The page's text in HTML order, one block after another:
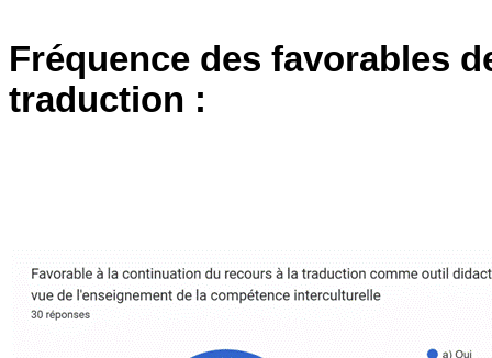
Fréquence des favorables
traduction :